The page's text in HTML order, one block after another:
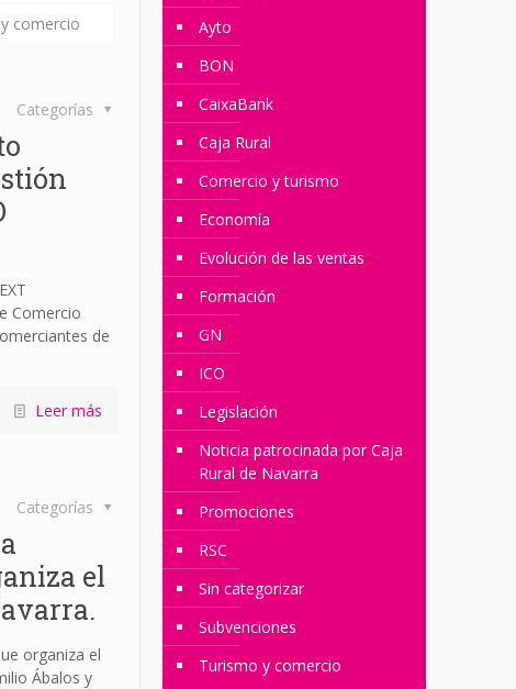
comercio
Categorías
Comercio
de
Leer más
Categorías
el
organiza el
Ábalos y
Ayto
BON
CaixaBank
Caja Rural
Comercio y turismo
Economía
Evolución de las ventas
Formación
GN
ICO
Legislación
Noticia patrocinada por Caja
Rural de Navarra
Promociones
RSC
Sin categorizar
Subvenciones
Turismo y comercio